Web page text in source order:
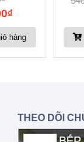
₫
hàng
THEO DÕI